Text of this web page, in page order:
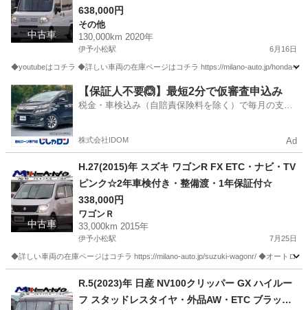
中古車
き・整備渡・1年保証付☆130,000km
638,000円
その他
130,000km 2020年
伊予小松駅 6月16日
◆youtubeはコチラ ◆詳しい車両の在庫ページはコチラ https://milano-auto.jp/honda-n-
愛媛 西条市 伊予小松駅 その他 VAN
【保証人不要🙆】最短2分で仮審査申込み
税金・車検込み（自賠責保険料を除く）で毎月の支払
株式会社IDOM Ad
中古車
H.27(2015)年 スズキ ワゴンR FX ETC・ナビ・TV
ピンク☆2年車検付き・整備渡・1年保証付☆
338,000円
ワゴンＲ
33,000km 2015年
伊予小松駅 7月25日
◆詳しい車両の在庫ページはコチラ https://milano-auto.jp/suzuki-wagonr/ ◆オートロ
伊予小松駅 ワゴンＲ
R.5(2023)年 日産 NV100クリッパー GX ハイルー
フ スタッドレスタイヤ・外品AW・ETC ブラック